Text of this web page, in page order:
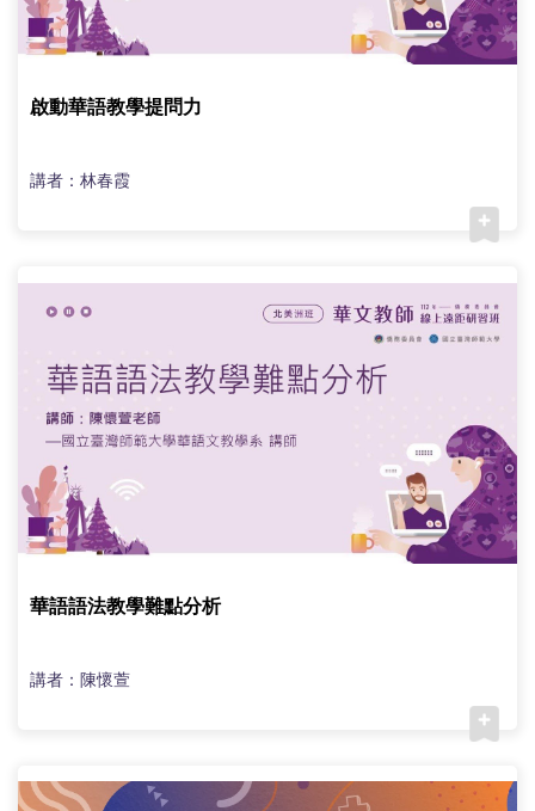
啟動華語教學提問力
講者：林春霞
華語語法教學難點分析
講者：陳懷萱